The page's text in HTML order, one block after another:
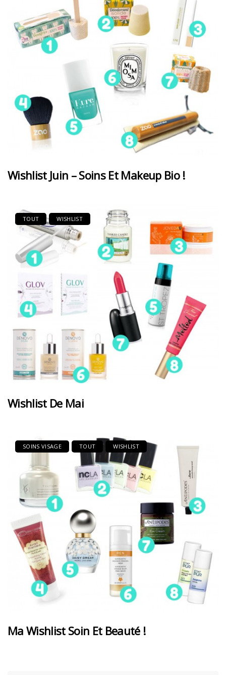
Wishlist Juin – Soins Et Makeup Bio !
TOUT WISHLIST
Wishlist De Mai
SOINS VISAGE TOUT WISHLIST
Ma Wishlist Soin Et Beauté !